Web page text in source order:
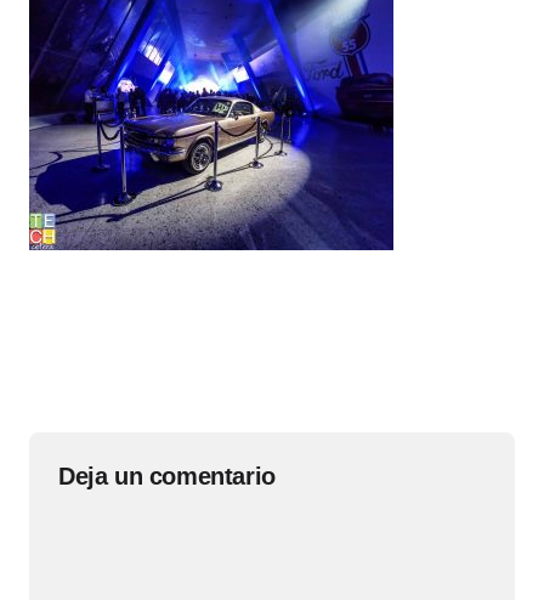
Deja un comentario